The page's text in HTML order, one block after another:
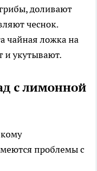
доливают
чеснок.
чайная ложка на
и укутывают.
с лимонной
проблемы с